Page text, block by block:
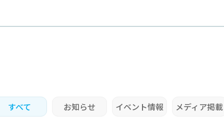
すべて お知らせ イベント情報 メディア掲載